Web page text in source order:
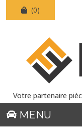
(0)
Votre partenaire
MENU